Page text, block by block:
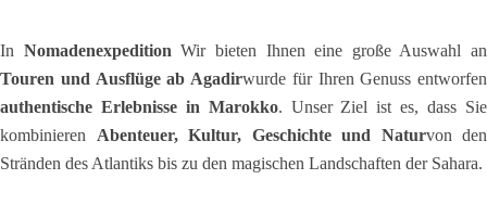
In Nomadenexpedition Wir bieten Ihnen eine große Auswahl an
Touren und Ausflüge ab Agadirwurde für Ihren Genuss entworfen
authentische Erlebnisse in Marokko. Unser Ziel ist es, dass Sie
kombinieren Abenteuer, Kultur, Geschichte und Naturvon den
Stränden des Atlantiks bis zu den magischen Landschaften der Sahara.